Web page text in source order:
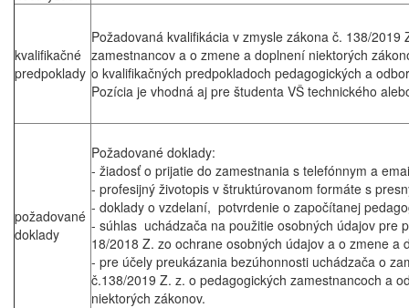
kvalifikačné
predpoklady
Požadovaná kvalifikácia v zmysle zákona č. 138/
zamestnancov a o zmene a doplnení niektorých
o kvalifikačných predpokladoch pedagogických a
Pozícia je vhodná aj pre študenta VŠ technického
požadované
doklady
Požadované doklady:
- žiadosť o prijatie do zamestnania s telefónnym a
- profesijný životopis v štruktúrovanom formáte s
- doklady o vzdelaní, potvrdenie o započítanej
- súhlas uchádzača na použitie osobných údajov pre
18/2018 Z. zo ochrane osobných údajov a o zmene a
- pre účely preukázania bezúhonnosti uchádzača o
č.138/2019 Z. z. o pedagogických zamestnancoch a
niektorých zákonov.